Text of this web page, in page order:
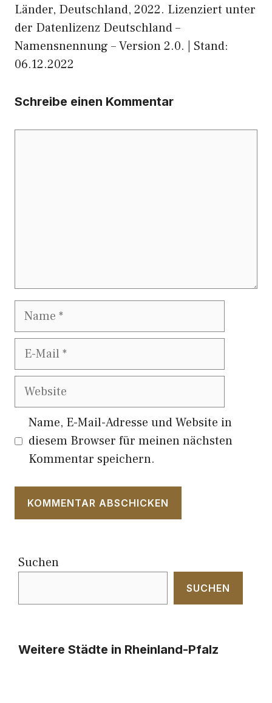
Länder, Deutschland, 2022. Lizenziert unter
der Datenlizenz Deutschland –
Namensnennung – Version 2.0. | Stand:
06.12.2022
Schreibe einen Kommentar
Name
E-
Website
Name, E-Mail-Adresse und Website in
diesem Browser für meinen nächsten
Kommentar speichern.
Suchen
SUCHEN
Weitere Städte in Rheinland-Pfalz